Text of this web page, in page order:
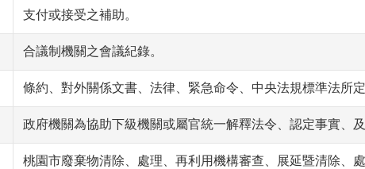
支付或接受之補助。
合議制機關之會議紀錄。
條約、對外關係文書、法律、緊急命令、中央法規標準法所
政府機關為協助下級機關或屬官統一解釋法令、認定事實、
桃園市廢棄物清除、處理、再利用機構審查、展延暨清除、